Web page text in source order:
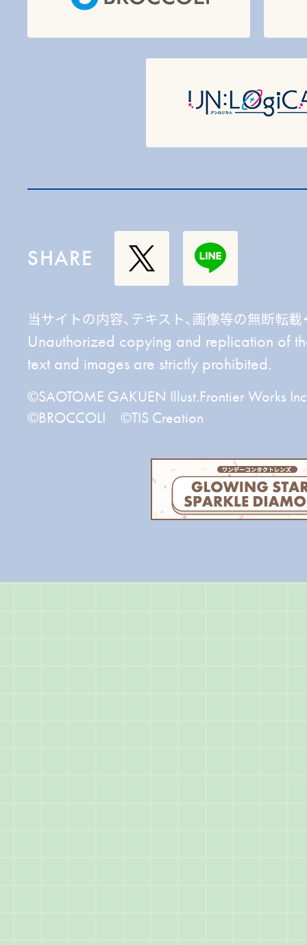
SHARE
当サイトの内容、テキスト、画像等の無断転
Unauthorized copying and replication of
text and images are strictly prohibited.
©SAOTOME GAKUEN Illust.Frontier Works
©BROCCOLI ©TIS Creation